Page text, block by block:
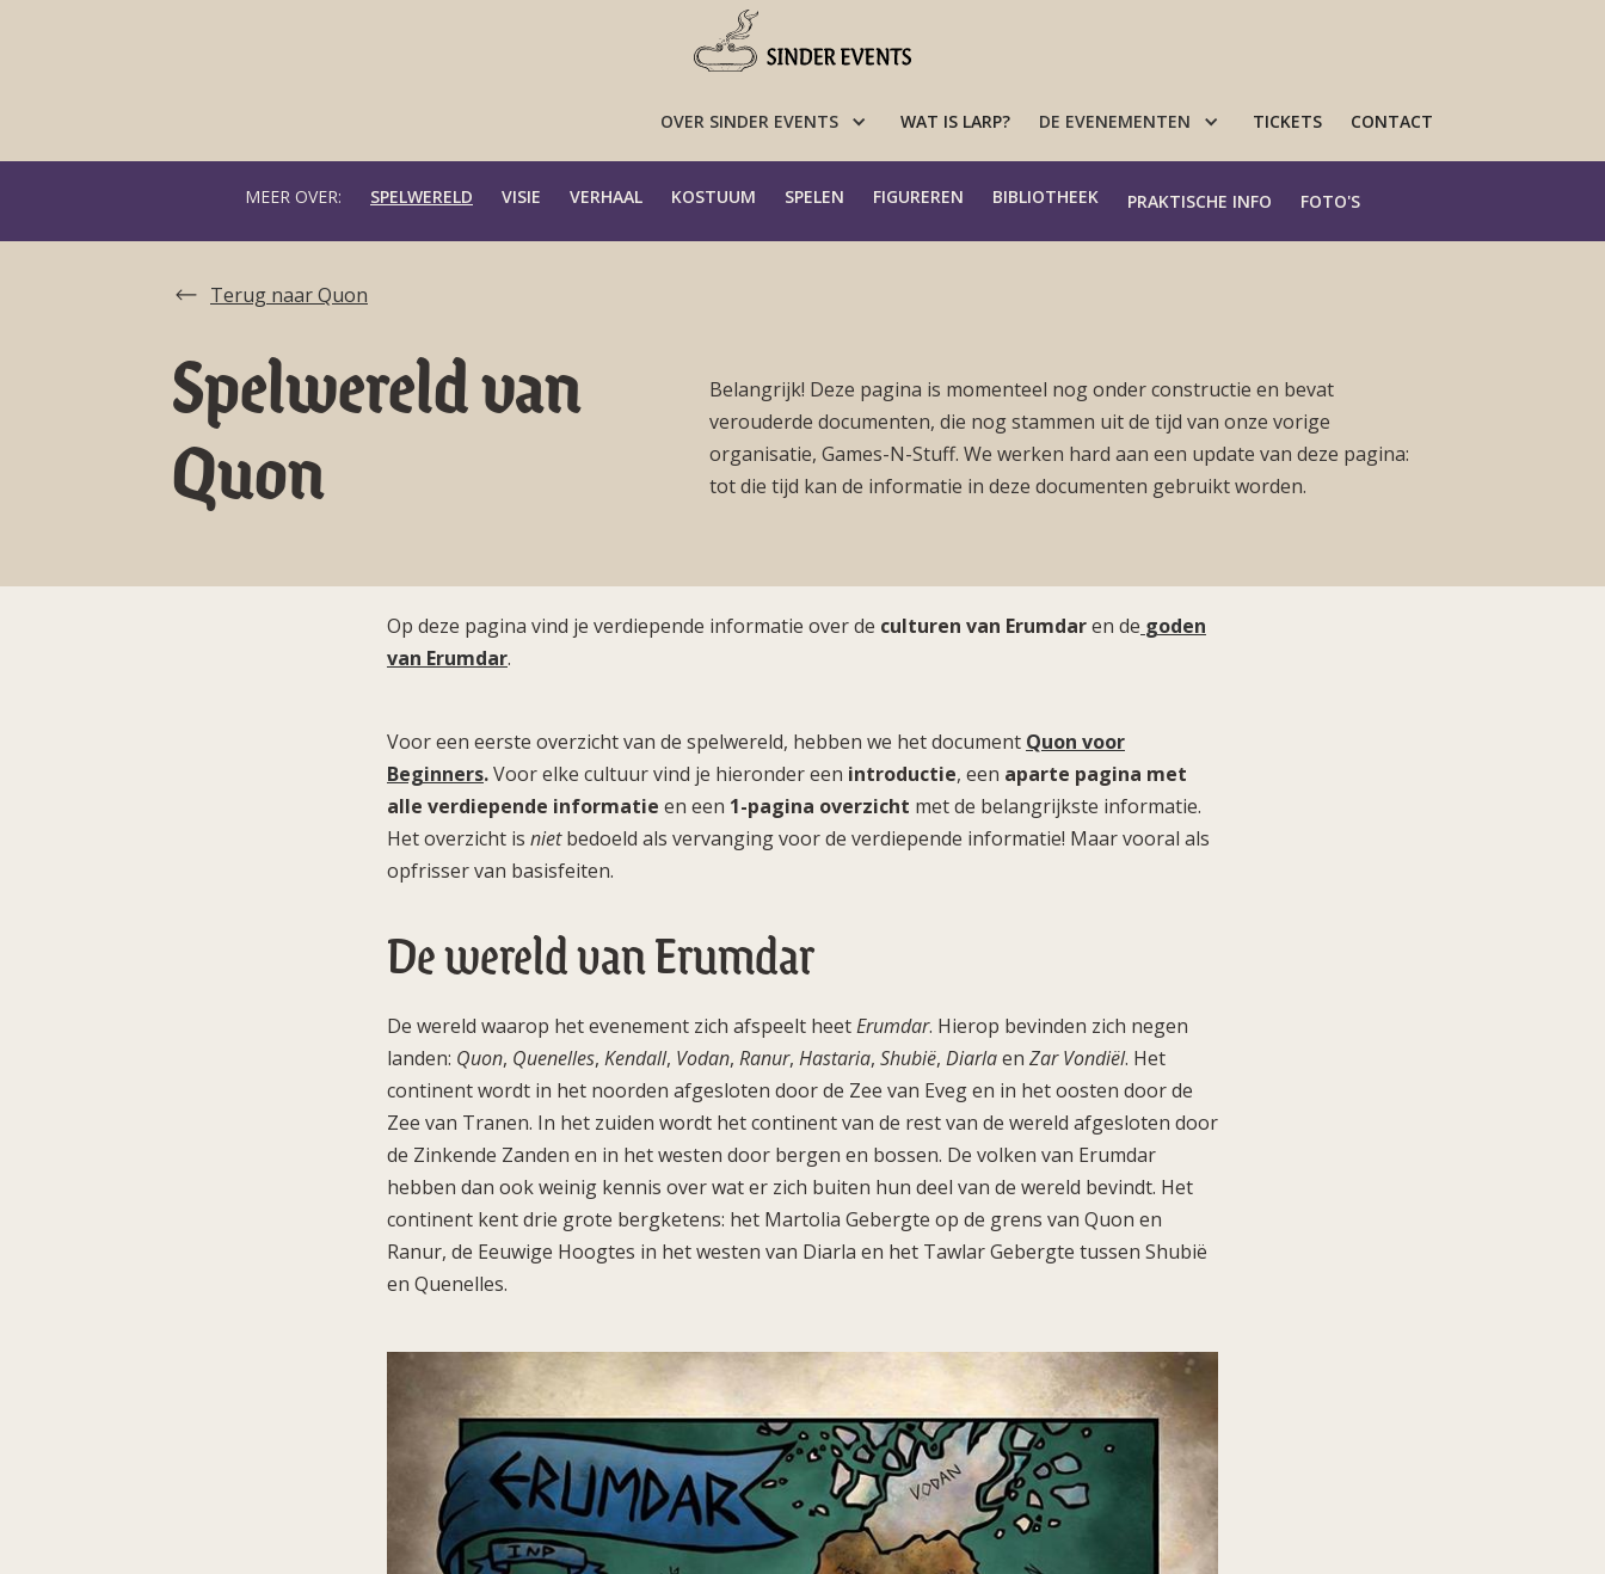
OVER SINDER EVENTS WAT IS LARP? DE EVENEMENTEN TICKETS CONTACT
MEER OVER: SPELWERELD VISIE VERHAAL KOSTUUM SPELEN FIGUREREN BIBLIOTHEEK PRAKTISCHE INFO FOTO'S
Terug naar Quon
Spelwereld van
Quon
Belangrijk! Deze pagina is momenteel nog onder constructie en bevat
verouderde documenten, die nog stammen uit de tijd van onze vorige
organisatie, Games-N-Stuff. We werken hard aan een update van deze pagina:
tot die tijd kan de informatie in deze documenten gebruikt worden.
Op deze pagina vind je verdiepende informatie over de culturen van Erumdaren de goden
van Erumdar.
Voor een eerste overzicht van de spelwereld, hebben we het document Quon voor
Beginners.Voor elke cultuur vind je hieronder een introductie, een aparte pagina met
alle verdiepende informatie en een 1-pagina overzicht met de belangrijkste informatie.
Het overzicht is nietbedoeld als vervanging voor de verdiepende informatie! Maar vooral als
opfrisser van basisfeiten.
De wereld van Erumdar
De wereld waarop het evenement zich afspeelt heetErumdar. Hierop bevinden zich negen
landen: Quon, Quenelles, Kendall, Vodan, Ranur, Hastaria, Shubië, Diarlaen Zar Vondiël. Het
continent wordt in het noorden afgesloten door de Zee van Eveg en in het oosten door de
Zee van Tranen. In het zuiden wordt het continent van de rest van de wereld afgesloten door
de Zinkende Zanden en in het westen door bergen en bossen. De volken van Erumdar
hebben dan ook weinig kennis over wat er zich buiten hun deel van de wereld bevindt. Het
continent kent drie grote bergketens: het Martolia Gebergte op de grens van Quon en
Ranur, de Eeuwige Hoogtes in het westen van Diarla en het Tawlar Gebergte tussen Shubië
en Quenelles.